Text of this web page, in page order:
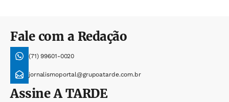
Fale com a Redação
(71) 99601-0020
jornalismoportal@grupoatarde.com.br
AssineA TARDE